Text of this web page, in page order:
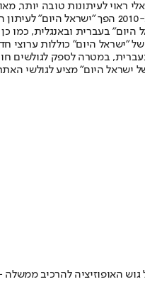
לעיתונות טובה יותר,
תשלום. המהדורה המודפסת הראשונה
"ישראל היום" כוללות ערוצי
בעברית, במטרה לספק
ישראל היום" מציע לגולשי
גוש האופוזיציה להרכיב